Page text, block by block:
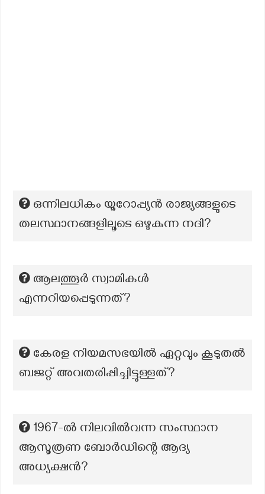
ഒന്നിലധികം യൂറോപ്പ്യൻ രാജ്യങ്ങളുടെ
തലസ്ഥാനങ്ങളിലൂടെ ഒഴുകുന്ന നദി?
ആലത്തൂർ സ്വാമികൾ
എന്നറിയപ്പെടുന്നത്?
കേരള നിയമസഭയിൽ ഏറ്റവും കൂടുതൽ
ബജറ്റ് അവതരിപ്പിച്ചിട്ടുള്ളത്?
1967-ൽ നിലവിൽവന്ന സംസ്ഥാന
ആസൂത്രണ ബോർഡിന്റെ ആദ്യ
അധ്യക്ഷൻ?